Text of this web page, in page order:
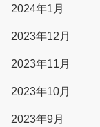
2024年1月
2023年12月
2023年11月
2023年10月
2023年9月